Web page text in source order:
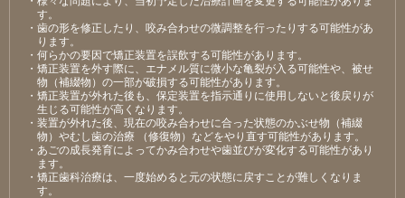
す。
・歯の形を修正したり、咬み合わせの微調整を行ったりする可能性があ
ります。
・何らかの要因で矯正装置を誤飲する可能性があります。
・矯正装置を外す際に、エナメル質に微小な亀裂が入る可能性や、被せ
物（補綴物）の一部が破損する可能性があります。
・矯正装置が外れた後も、保定装置を指示通りに使用しないと後戻りが
生じる可能性が高くなります。
・装置が外れた後、現在の咬み合わせに合った状態のかぶせ物（補綴
物）やむし歯の治療 （修復物）などをやり直す可能性があります。
・あごの成長発育によってかみ合わせや歯並びが変化する可能性があり
ます。
・矯正歯科治療は、一度始めると元の状態に戻すことが難しくなりま
す。